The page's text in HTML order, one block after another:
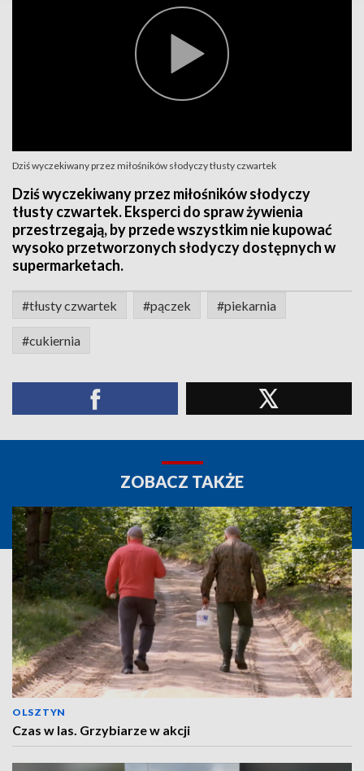
Dziś wyczekiwany przez miłośników słodyczy tłusty czwartek
Dziś wyczekiwany przez miłośników słodyczy
tłusty czwartek. Eksperci do spraw żywienia
przestrzegają, by przede wszystkim nie kupować
wysoko przetworzonych słodyczy dostępnych w
supermarketach.
#tłusty czwartek #pączek #piekarnia
#cukiernia
ZOBACZ TAKŻE
OLSZTYN
Czas w las. Grzybiarze w akcji